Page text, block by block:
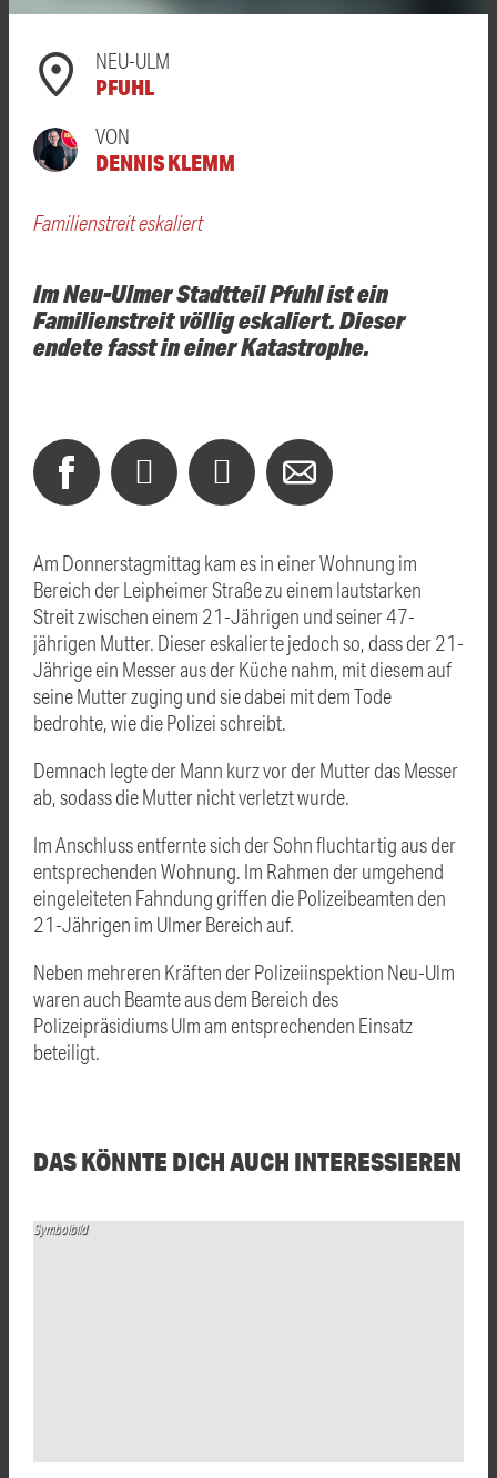
NEU-ULM
PFUHL
VON
DENNIS KLEMM
Familienstreit eskaliert
Im Neu-Ulmer Stadtteil Pfuhl ist ein
Familienstreit völlig eskaliert. Dieser
endete fasst in einer Katastrophe.
Am Donnerstagmittag kam es in einer Wohnung im
Bereich der Leipheimer Straße zu einem lautstarken
Streit zwischen einem 21-Jährigen und seiner 47-
jährigen Mutter. Dieser eskalierte jedoch so, dass der 21-
Jährige ein Messer aus der Küche nahm, mit diesem auf
seine Mutter zuging und sie dabei mit dem Tode
bedrohte, wie die Polizei schreibt.
Demnach legte der Mann kurz vor der Mutter das Messer
ab, sodass die Mutter nicht verletzt wurde.
Im Anschluss entfernte sich der Sohn fluchtartig aus der
entsprechenden Wohnung. Im Rahmen der umgehend
eingeleiteten Fahndung griffen die Polizeibeamten den
21-Jährigen im Ulmer Bereich auf.
Neben mehreren Kräften der Polizeiinspektion Neu-Ulm
waren auch Beamte aus dem Bereich des
Polizeipräsidiums Ulm am entsprechenden Einsatz
beteiligt.
DAS KÖNNTE DICH AUCH INTERESSIEREN
Symbolbild